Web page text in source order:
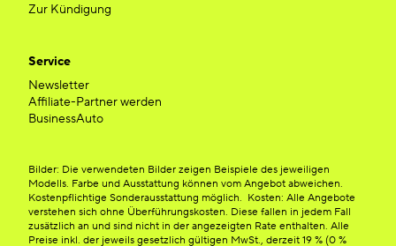
Zur Kündigung
Service
Newsletter
Affiliate-Partner werden
BusinessAuto
Bilder: Die verwendeten Bilder zeigen Beispiele des jeweiligen
Modells. Farbe und Ausstattung können vom Angebot abweichen.
Kostenpflichtige Sonderausstattung möglich. Kosten: Alle Angebote
verstehen sich ohne Überführungskosten. Diese fallen in jedem Fall
zusätzlich an und sind nicht in der angezeigten Rate enthalten. Alle
Preise inkl. der jeweils gesetzlich gültigen MwSt., derzeit 19 % (0 %